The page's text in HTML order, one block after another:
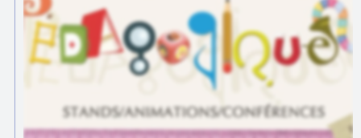
·
Comprendre et parler
Bienvenue en Belgique
Contacts
Trouver un lieu d’alphabétisation